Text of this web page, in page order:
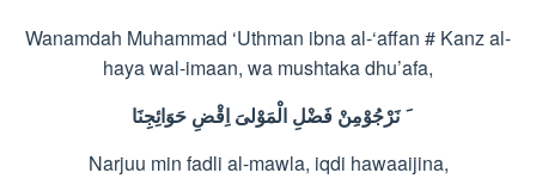
Wanamdah Muhammad ‘Uthman ibna al-‘affan # Kanz al-
haya wal-imaan, wa mushtaka dhu’afa,
نَرْجُوْمِنْ فَضْلِ الْمَوْلىَ اِقْضِ حَوَائِجِنَا
Narjuu min fadli al-mawla, iqdi hawaaijina,